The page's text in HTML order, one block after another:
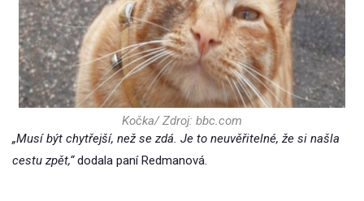
Kočka/ Zdroj: bbc.com
„Musí být chytřejší, než se zdá. Je to neuvěřitelné, že si našla
cestu zpět,“dodala paní Redmanová.